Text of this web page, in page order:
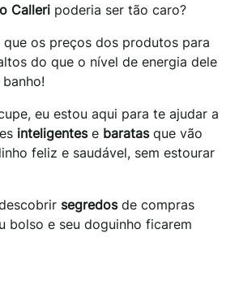
Calleri poderia ser tão caro?
que os preços dos produtos para
do que o nível de energia dele
eu estou aqui para te ajudar a
inteligentese baratasque vão
feliz e saudável, sem estourar
segredosde compras
bolso e seu doguinho ficarem